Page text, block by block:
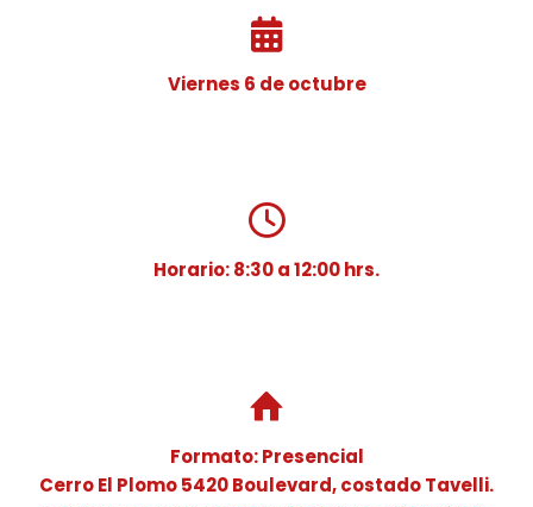
Viernes 6 de octubre
Horario: 8:30 a 12:00 hrs.
Formato: Presencial
Cerro El Plomo 5420 Boulevard, costado Tavelli.